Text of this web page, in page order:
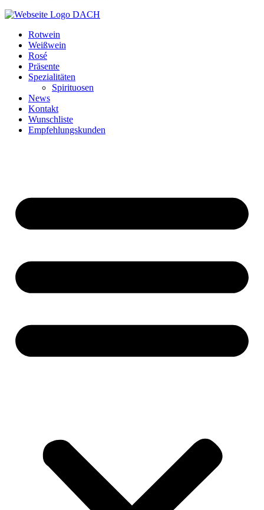
Rotwein
Weißwein
Rosé
Präsente
Spezialitäten
Spirituosen
News
Kontakt
Wunschliste
Empfehlungskunden